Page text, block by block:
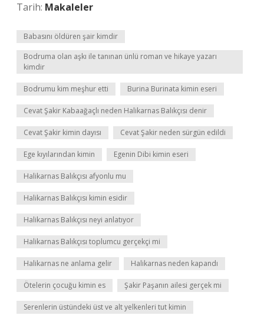
Tarih: Makaleler
Babasını öldüren şair kimdir
Bodruma olan aşkı ile tanınan ünlü roman ve hikaye yazarı
kimdir
Bodrumu kim meşhur etti Burina Burinata kimin eseri
Cevat Şakir Kabaağaçlı neden Halikarnas Balıkçısı denir
Cevat Şakir kimin dayısı Cevat Şakir neden sürgün edildi
Ege kıyılarından kimin Egenin Dibi kimin eseri
Halikarnas Balıkçısı afyonlu mu
Halikarnas Balıkçısı kimin esidir
Halikarnas Balıkçısı neyi anlatıyor
Halikarnas Balıkçısı toplumcu gerçekçi mi
Halikarnas ne anlama gelir Halikarnas neden kapandı
Ötelerin çocuğu kimin es Şakir Paşanın ailesi gerçek mi
Serenlerin üstündeki üst ve alt yelkenleri tut kimin